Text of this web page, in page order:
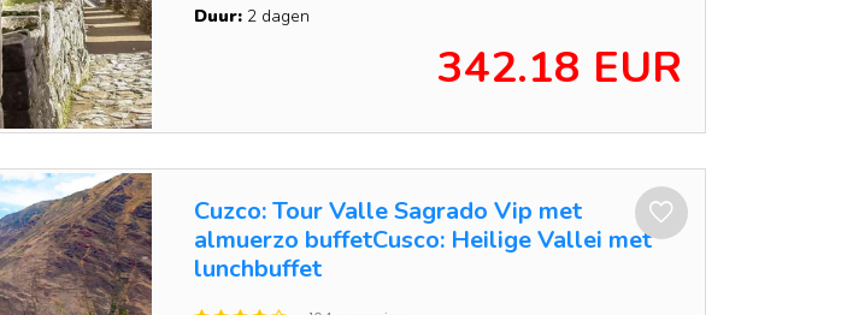
Duur: 2 dagen
342.18 EUR
Cuzco: Tour Valle Sagrado Vip met
almuerzo buffetCusco: Heilige Vallei met
lunchbuffet